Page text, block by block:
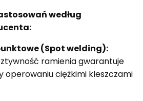
według
(Spot welding):
ramienia gwarantuje
operowaniu ciężkimi kleszczami